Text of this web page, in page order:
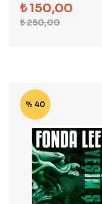
₺250,00
₺150,00
% 40